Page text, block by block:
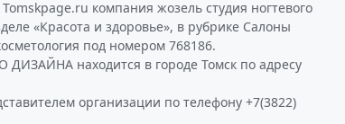
компания жозель студия ногтевого
«Красота и здоровье», в рубрике Салоны
под номером 768186.
находится в городе Томск по адресу
организации по телефону +7(3822)